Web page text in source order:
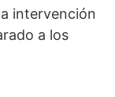
intervención
a los